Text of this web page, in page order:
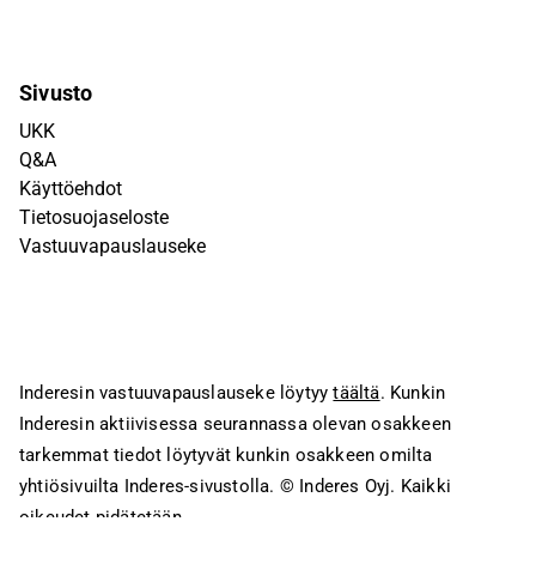
Sivusto
UKK
Q&A
Käyttöehdot
Tietosuojaseloste
Vastuuvapauslauseke
Inderesin vastuuvapauslauseke löytyytäältä. Kunkin
Inderesin aktiivisessa seurannassa olevan osakkeen
tarkemmat tiedot löytyvät kunkin osakkeen omilta
yhtiösivuilta Inderes-sivustolla. © Inderes Oyj. Kaikki
oikeudet pidätetään.